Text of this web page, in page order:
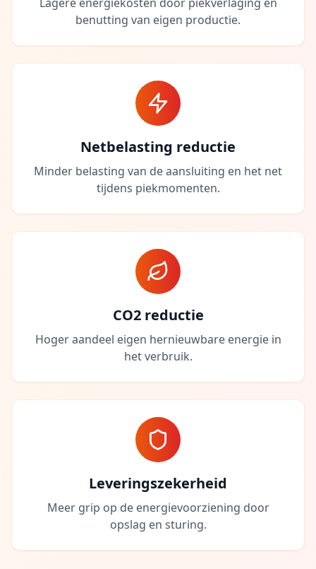
benutting van eigen productie.
Netbelasting reductie
Minder belasting van de aansluiting en het net
tijdens piekmomenten.
CO2 reductie
Hoger aandeel eigen hernieuwbare energie in
het verbruik.
Leveringszekerheid
Meer grip op de energievoorziening door
opslag en sturing.